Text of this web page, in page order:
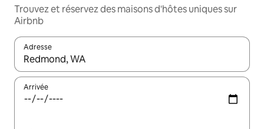
Trouvez et réservez des maisons d'hôtes uniques sur
Airbnb
Adresse
Lorsque les résultats s'affichent, utilisez les flèches vers le
Arrivée